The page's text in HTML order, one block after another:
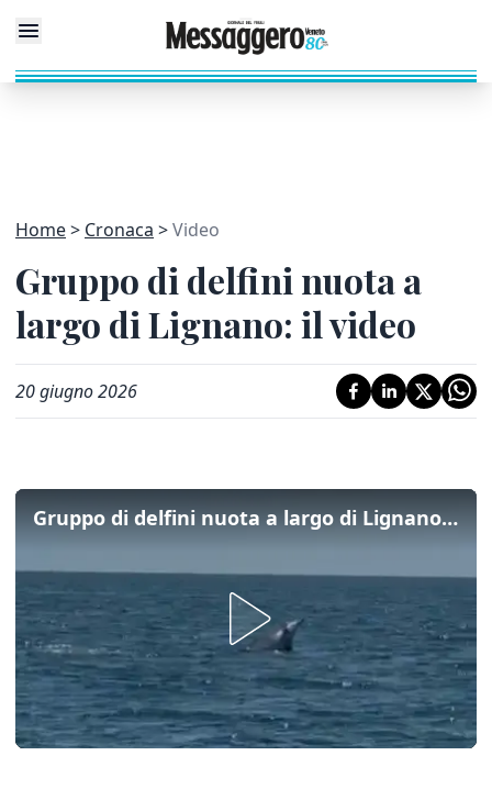
Home Cronaca Video
Gruppo di delfini nuota a
largo di Lignano: il video
20 giugno 2026
Gruppo di delfini nuota a largo di Lignano: il video